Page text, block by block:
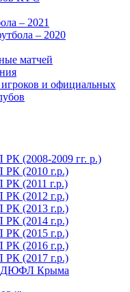
– 2021
– 2020
матчей
и официальных
(2008-2009 гг. р.)
(2010 г.р.)
(2011 г.р.)
(2012 г.р.)
(2013 г.р.)
(2014 г.р.)
(2015 г.р.)
(2016 г.р.)
(2017 г.р.)
ДЮФЛ Крыма